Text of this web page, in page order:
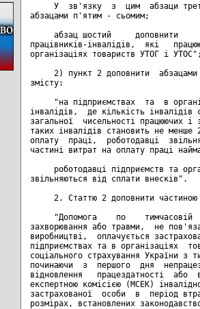
У  зв'язку  з  цим  абзаци
абзацами п'ятим - сьомим;
абзац шостий     доповнити
працівників-інвалідів,  які
організаціях товариств УТОГ і
2) пункт 2 доповнити
змісту:
"на підприємствах  та  в
інвалідів,  де кількість інвалідів
загальної  чисельності працюючих
таких інвалідів становить не
оплату  праці,  роботодавці
частині витрат на оплату праці
роботодавці підприємств та
звільняються від сплати внесків".
2. Статтю 2 доповнити
"Допомога    по    тимчасовій
захворювання або травми,  не
виробництві,  оплачується
підприємствах та в організаціях
соціального страхування України з
починаючи  з  першого  дня
відновлення   працездатності  або
експертною комісією (МСЕК)
застрахованої  особи  в  період
розмірах, встановлених